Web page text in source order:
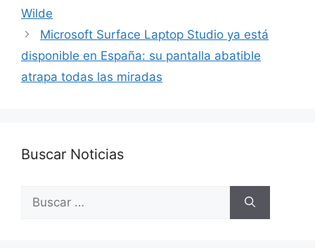
Wilde
Microsoft Surface Laptop Studio ya está
disponible en España: su pantalla abatible
atrapa todas las miradas
Buscar Noticias